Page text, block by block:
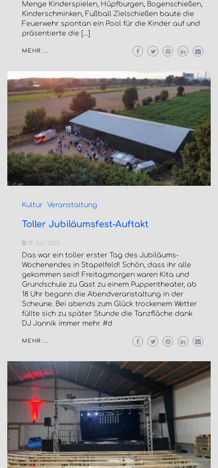
Menge Kinderspielen, Hüpfburgen, Bogenschießen,
Kinderschminken, Fußball Zielschießen baute die
Feuerwehr spontan ein Pool für die Kinder auf und
präsentierte die […]
MEHR ...
Kultur Veranstaltung
Toller Jubiläumsfest-Auftakt
19. JULI 2025
Das war ein toller erster Tag des Jubiläums-
Wochenendes in Stapelfeld! Schön, dass ihr alle
gekommen seid! Freitagmorgen waren Kita und
Grundschule zu Gast zu einem Puppentheater, ab
18 Uhr begann die Abendveranstaltung in der
Scheune. Bei abends zum Glück trockenem Wetter
füllte sich zu später Stunde die Tanzfläche dank
DJ Jannik immer mehr. #d
MEHR ...